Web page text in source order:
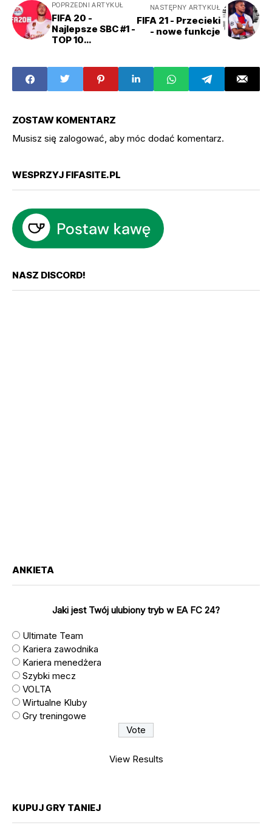
POPRZEDNI ARTYKUŁ
FIFA 20 -
Najlepsze SBC #1 -
TOP 10
NASTĘPNY ARTYKUŁ
FIFA 21 - Przecieki
- nowe funkcje
ZOSTAW KOMENTARZ
Musisz się zalogować, aby móc dodać komentarz.
WESPRZYJ FIFASITE.PL
NASZ DISCORD!
ANKIETA
Jaki jest Twój ulubiony tryb w EA FC 24?
Ultimate Team
Kariera zawodnika
Kariera menedżera
Szybki mecz
VOLTA
Wirtualne Kluby
Gry treningowe
View Results
KUPUJ GRY TANIEJ